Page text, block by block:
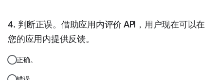
判断正误。借助应用内评价 API，用户现在可以在
您的应用内提供反馈。
正确。